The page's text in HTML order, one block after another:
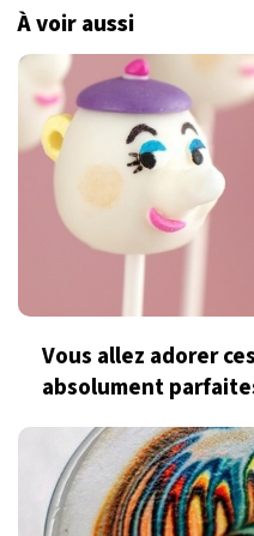
À voir aussi
Vous allez adorer
absolument